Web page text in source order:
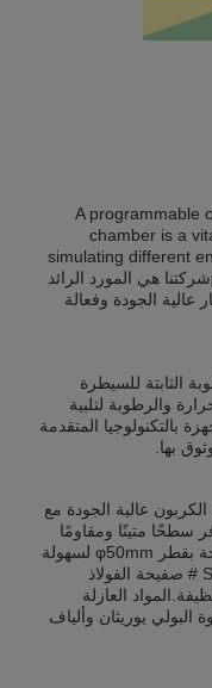
A programmable
chamber is a
simulating different
performance and reliability of productsشركتنا هي المورد الرائد
عالية الجودة وفعالة
الثابتة للسيطرة
والرطوبة لتلبية
بالتكنولوجيا المتقدمة
بها.
عالية الجودة مع
سطحًا متينًا ومقاومًا
للتآكل.الجانب الأيسر من الصندوق لديه فتحة بقطر φ50mm لسهولة
الوصولالمواد الداخلية مصنوعة من SUS304 # صفيحة الفولاذ
العازلة
يوريثان وألياف